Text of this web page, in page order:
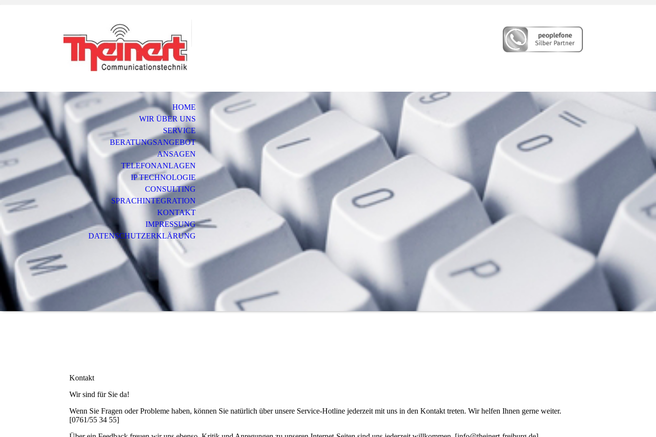
HOME
WIR ÜBER UNS
SERVICE
BERATUNGSANGEBOT
ANSAGEN
TELEFONANLAGEN
IP TECHNOLOGIE
CONSULTING
SPRACHINTEGRATION
KONTAKT
IMPRESSUNG
DATENSCHUTZERKLÄRUNG
Kontakt
Wir sind für Sie da!
Wenn Sie Fragen oder Probleme haben, können Sie natürlich über unsere Service-Hotline jederzeit mit uns in den Kontakt treten. Wir helfen Ihnen gerne weiter.
[0761/55 34 55]